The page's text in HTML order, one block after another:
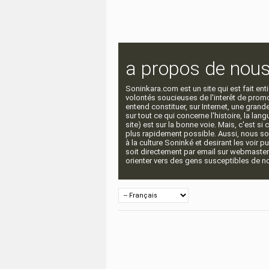
a propos de
Soninkara.com est un site qui est fait
volontés soucieuses de l'interêt de
entend constituer, sur Internet, une
sur tout ce qui concerne l'histoire, la
site) est sur la bonne voie. Mais, c'est si
plus rapidement possible. Aussi, nous
à la culture Soninké et desirant les voir
soit directement par email sur
orienter vers des gens susceptibles de